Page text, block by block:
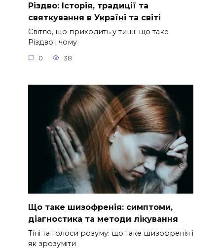
Різдво: Історія, традиції та
святкування в Україні та світі
Світло, що приходить у тиші: що таке
Різдво і чому
0 38
Що таке шизофренія: симптоми,
діагностика та методи лікування
Тіні та голоси розуму: що таке шизофренія і
як зрозуміти